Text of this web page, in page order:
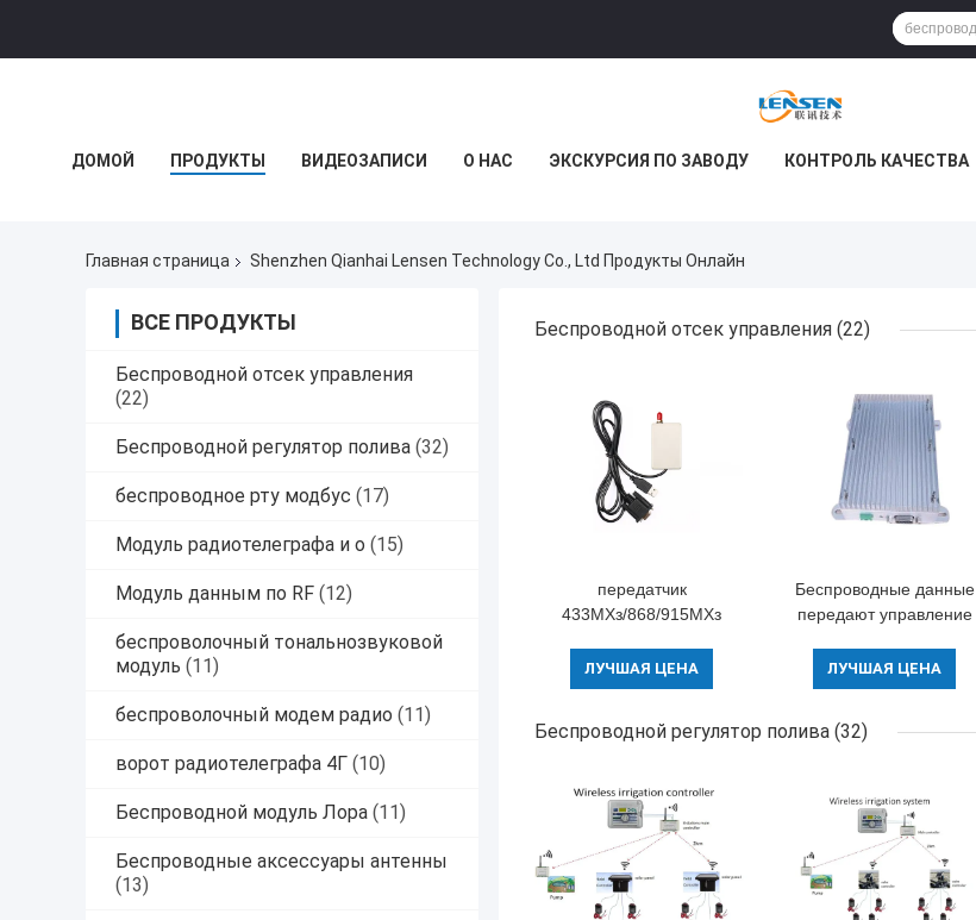
ДОМОЙ ПРОДУКТЫ ВИДЕОЗАПИСИ О НАС ЭКСКУРСИЯ ПО ЗАВОДУ КОНТРОЛЬ КАЧЕСТВА
Главная страница Shenzhen Qianhai Lensen Technology Co., Ltd Продукты Онлайн
ВСЕ ПРОДУКТЫ
Беспроводной отсек управления
(22)
Беспроводной регулятор полива (32)
беспроводное рту модбус (17)
Модуль радиотелеграфа и о (15)
Модуль данным по RF (12)
беспроволочный тональнозвуковой
модуль (11)
беспроволочный модем радио (11)
ворот радиотелеграфа 4Г (10)
Беспроводной модуль Лора (11)
Беспроводные аксессуары антенны
(13)
Беспроводной отсек управления (22)
передатчик
433МХз/868/915МХз
модуля 1В
беспроводной с
приложением РС232
ЛУЧШАЯ ЦЕНА
Беспроводные данные
передают управление
радиотелеграфа ГПС
модуля морского
данных 20км модема
ЛУЧШАЯ ЦЕНА
Беспроводной регулятор полива (32)